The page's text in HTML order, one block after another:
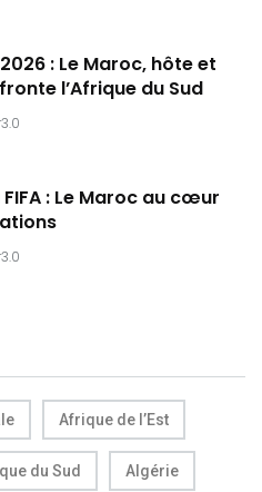
: Le Maroc, hôte et
l’Afrique du Sud
: Le Maroc au cœur
Afrique de l’Est
du Sud Algérie